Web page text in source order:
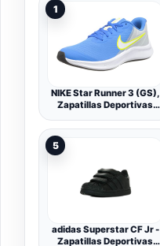
1
NIKE Star Runner 3 (GS),
Zapatillas Deportivas
5
adidas Superstar CF Jr -
Zapatillas Deportivas